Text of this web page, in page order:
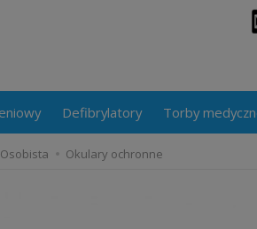
Defibrylatory Torby
Okulary ochronne